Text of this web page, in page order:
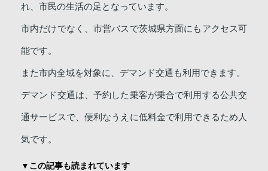
れ、市民の生活の足となっています。
市内だけでなく、市営バスで茨城県方面にもアクセス可
能です。
また市内全域を対象に、デマンド交通も利用できます。
デマンド交通は、予約した乗客が乗合で利用する公共交
通サービスで、便利なうえに低料金で利用できるため人
気です。
▼この記事も読まれています